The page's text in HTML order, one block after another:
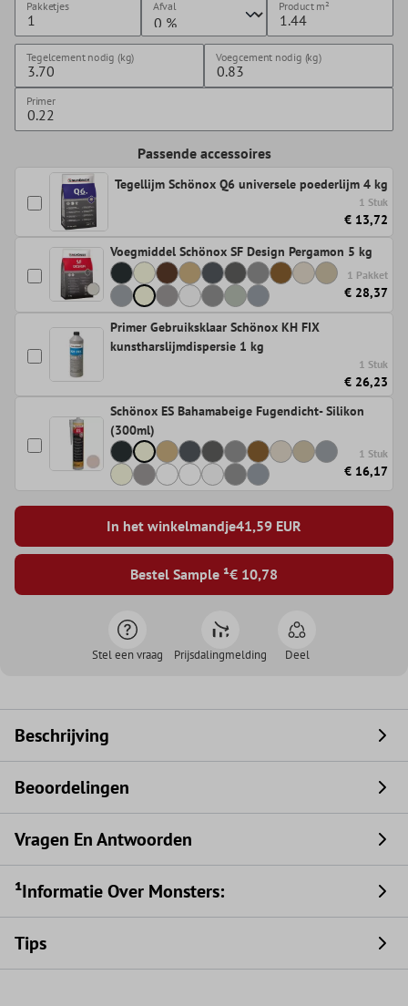
Pakketjes Afval Productm²
Tegelcement nodig (kg) Voegcement nodig (kg)
Primer
Passende accessoires
Tegellijm Schönox Q6 universele poederlijm 4 kg
1 Stuk
€ 13,72
Voegmiddel Schönox SF Design Pergamon 5 kg
1 Pakket
€ 28,37
Primer Gebruiksklaar Schönox KH FIX
kunstharslijmdispersie 1 kg
1 Stuk
€ 26,23
Schönox ES Bahamabeige Fugendicht- Silikon
(300ml)
1 Stuk
€ 16,17
In het winkelmandje41,59 EUR
Bestel Sample ¹€ 10,78
Stel een vraag Prijsdalingmelding Deel
Beschrijving
Beoordelingen
Vragen En Antwoorden
¹Informatie Over Monsters:
Tips